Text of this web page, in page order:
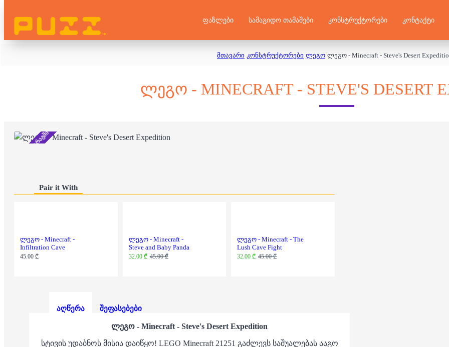
ᲤᲐᲖᲚᲔᲑᲘ ᲡᲐᲛᲐᲒᲘᲓᲝ ᲗᲐᲛᲐᲨᲔᲑᲘ ᲙᲝᲜᲡᲢᲠᲣᲥᲢᲝᲠᲔᲑᲘ ᲙᲝᲜᲢᲐᲥᲢᲘ
მთავარი კონსტრუქტორები ლეგო ლეგო - Minecraft - Steve's Desert
ᲚᲔᲒᲝ - MINECRAFT - STEVE'S DESERT
არ არის მარაგში
Pair it With
ლეგო - Minecraft -
Infiltration Cave
45.00 ₾
ლეგო - Minecraft -
Steve and Baby Panda
32.00 ₾ 45.00 ₾
ლეგო - Minecraft - The
Lush Cave Fight
32.00 ₾ 45.00 ₾
აღწერა შეფასებები
ლეგო - Minecraft - Steve's Desert Expedition
სტივის უდაბნოს მისია დაიწყო! LEGO Minecraft 21251 გაძლევს საშუალებას ააგო